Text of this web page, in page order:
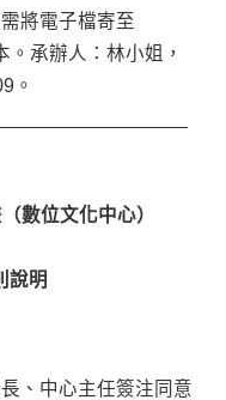
將電子檔寄至
承辦人：林小姐，
。
數位文化中心）
說明
、中心主任簽注同意